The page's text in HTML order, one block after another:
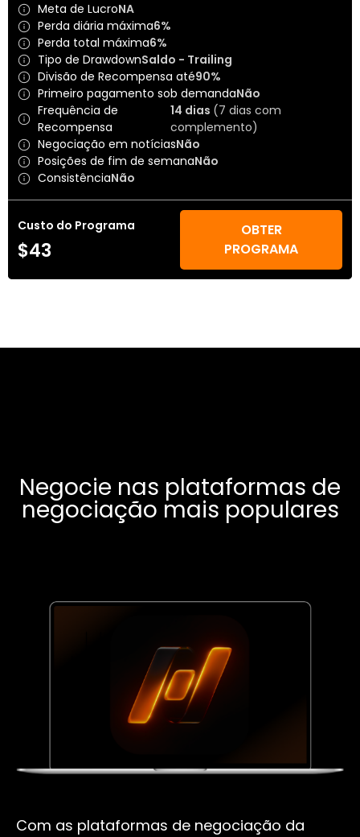
Meta de LucroNA
Perda diária máxima6%
Perda total máxima6%
Tipo de DrawdownSaldo - Trailing
Divisão de Recompensa até90%
Primeiro pagamento sob demandaNão
Frequência de
Recompensa
14 dias (7 dias com
complemento)
Negociação em notíciasNão
Posições de fim de semanaNão
ConsistênciaNão
Custo do Programa
$43
OBTER
PROGRAMA
Negocie nas plataformas de
negociação mais populares
Com as plataformas de negociação da